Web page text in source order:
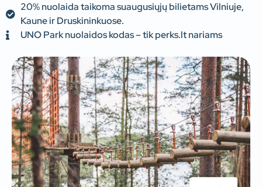
20% nuolaida taikoma suaugusiųjų bilietams Vilniuje,
Kaune ir Druskininkuose.
UNO Park nuolaidos kodas – tik perks.lt nariams